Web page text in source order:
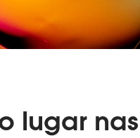
lugar nas